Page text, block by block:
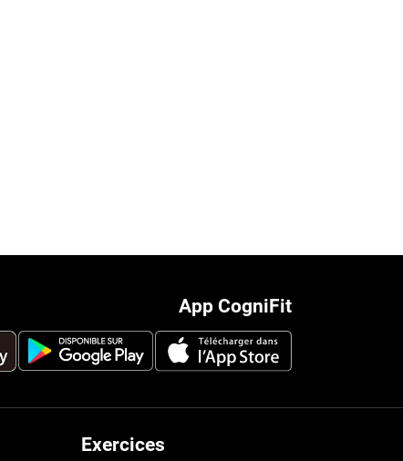
App CogniFit
Exercices